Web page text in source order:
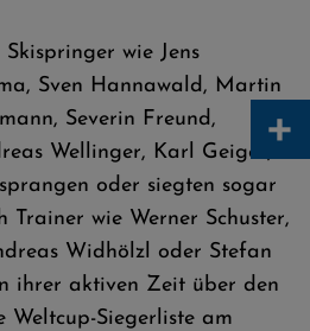
wie Jens
Sven Hannawald, Martin
Severin Freund,
Wellinger, Karl Geiger,
oder siegten sogar
Trainer wie Werner Schuster,
Widhölzl oder Stefan
ihrer aktiven Zeit über den
Weltcup-Siegerliste am
+